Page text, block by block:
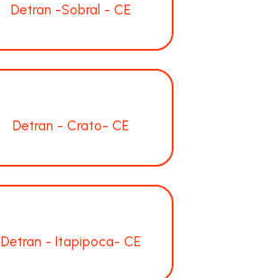
Detran -Sobral - CE
Detran - Crato- CE
Detran - Itapipoca- CE